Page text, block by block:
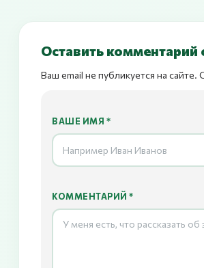
Оставить
Ваш email не публикуется на
ВАШЕ ИМЯ *
КОММЕНТАРИЙ *